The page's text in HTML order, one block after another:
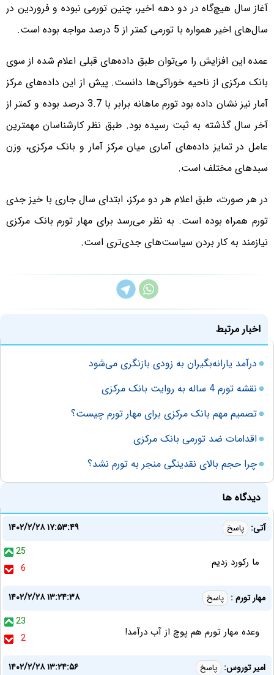
آغاز سال هیچ‌گاه در دو دهه اخیر، چنین تورمی نبوده و فروردین در
سال‌های اخیر همواره با تورمی کمتر از 5 درصد مواجه بوده است.
عمده این افزایش را می‌توان طبق داده‌های قبلی اعلام شده از سوی
بانک مرکزی از ناحیه خوراکی‌ها دانست. پیش از این داده‌های مرکز
آمار نیز نشان داده بود تورم ماهانه برابر با 3.7 درصد بوده و کمتر از
آخر سال گذشته به ثبت رسیده بود. طبق نظر کارشناسان مهمترین
عامل در تمایز داده‌های آماری میان مرکز آمار و بانک مرکزی، وزن
سبدهای مختلف است.
در هر صورت، طبق اعلام هر دو مرکز، ابتدای سال جاری با خیز جدی
تورم همراه بوده است. به نظر می‌رسد برای مهار تورم بانک مرکزی
نیازمند به کار بردن سیاست‌های جدی‌تری است.
اخبار مرتبط
درآمد یارانه‌بگیران به زودی بازنگری می‌شود
نقشه تورم 4 ساله به روایت بانک مرکزی
تصمیم مهم بانک مرکزی برای مهار تورم چیست؟
اقدامات ضد تورمی بانک مرکزی
چرا حجم بالای نقدینگی منجر به تورم نشد؟
دیدگاه ها
آتی: پاسخ
۱۴۰۲/۲/۲۸ ۱۷:۵۳:۴۹
25
6
ما رکورد زدیم
مهار تورم : پاسخ
۱۴۰۲/۲/۲۸ ۱۳:۲۴:۳۸
23
2
وعده مهار تورم هم پوچ از آب درآمد!
امیر توروس: پاسخ ۱۴۰۲/۲/۲۸ ۱۳:۲۴:۵۶